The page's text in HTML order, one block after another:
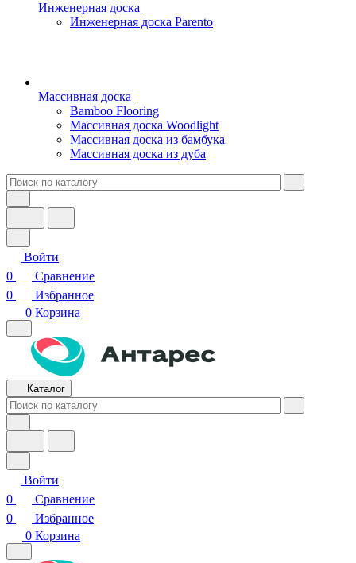
Инженерная доска
Инженерная доска Parento
Массивная доска
Bamboo Flooring
Массивная доска Woodlight
Массивная доска из бамбука
Массивная доска из дуба
Войти
0
Сравнение
0
Избранное
0 Корзина
Каталог
Войти
0
Сравнение
0
Избранное
0 Корзина